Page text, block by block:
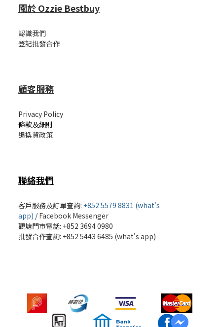
關於 Ozzie Bestbuy
認識我們
登記批發合作
顧客服務
Privacy Policy
條款及細則
退換貨政策
聯絡我們
客戶服務及訂單查詢: +852 5579 8831 (what's
app) /Facebook Messenger
觀塘門市電話: +852 3694 0980
批發合作查詢: +852 5443 6485 (what's app)